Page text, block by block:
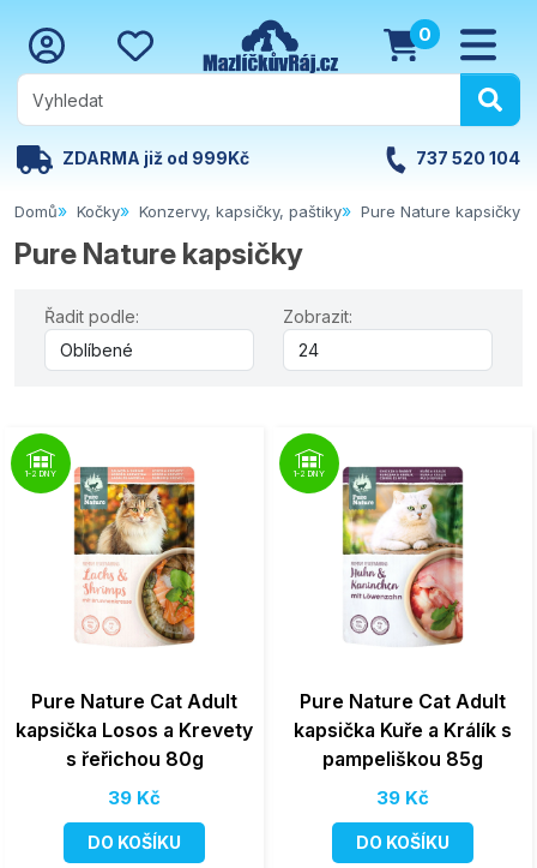
0
ZDARMA již od 999Kč 737 520 104
Domů Kočky Konzervy, kapsičky, paštiky Pure Nature kapsičky
Pure Nature kapsičky
Řadit podle: Zobrazit:
1-2 DNY
Pure Nature Cat Adult
kapsička Losos a Krevety
s řeřichou 80g
39 Kč
DO KOŠÍKU
1-2 DNY
Pure Nature Cat Adult
kapsička Kuře a Králík s
pampeliškou 85g
39 Kč
DO KOŠÍKU